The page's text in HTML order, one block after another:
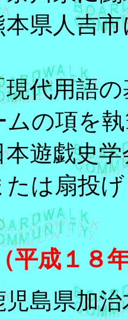
本県人吉
代用語
ムの項を
本遊戯史
たは扇投
平成１８
島県加治